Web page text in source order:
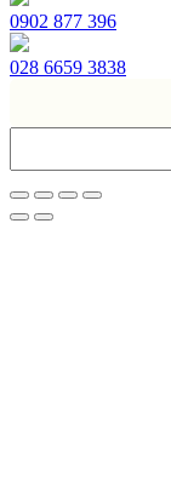
0902 877 396
028 6659 3838